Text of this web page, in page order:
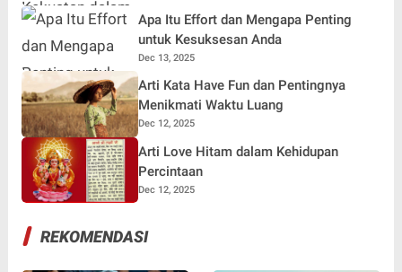
Apa Itu Effort dan Mengapa Penting
untuk Kesuksesan Anda
Dec 13, 2025
Arti Kata Have Fun dan Pentingnya
Menikmati Waktu Luang
Dec 12, 2025
Arti Love Hitam dalam Kehidupan
Percintaan
Dec 12, 2025
REKOMENDASI